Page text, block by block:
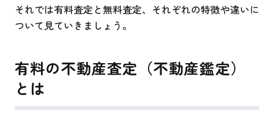
それでは有料査定と無料査定、それぞれの特徴や違いに
ついて見ていきましょう。
有料の不動産査定（不動産鑑定）
とは